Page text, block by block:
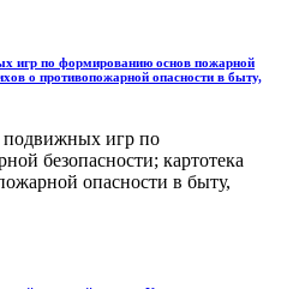
игр по формированию основ пожарной
о противопожарной опасности в быту,
подвижных игр по
безопасности; картотека
опасности в быту,